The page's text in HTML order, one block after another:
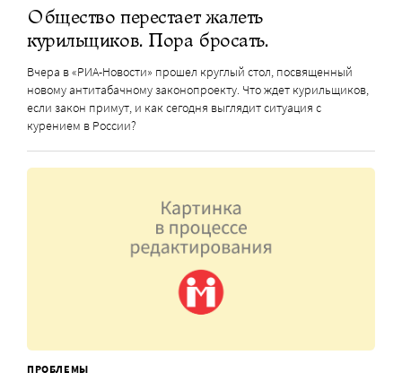
Общество перестает жалеть
курильщиков. Пора бросать.
Вчера в «РИА-Новости» прошел круглый стол, посвященный
новому антитабачному законопроекту. Что ждет курильщиков,
если закон примут, и как сегодня выглядит ситуация с
курением в России?
ПРОБЛЕМЫ